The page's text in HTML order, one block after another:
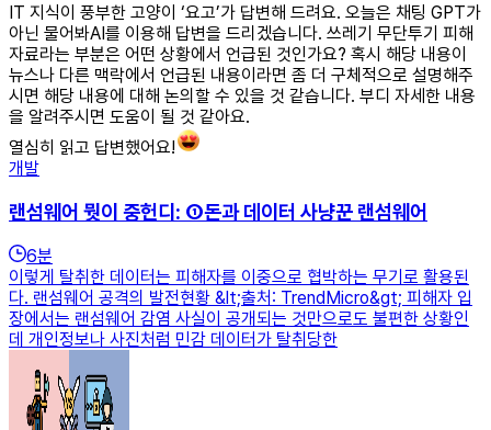
IT 지식이 풍부한 고양이 ‘요고’가 답변해 드려요. 오늘은 채팅 GPT가
아닌 물어봐AI를 이용해 답변을 드리겠습니다. 쓰레기 무단투기 피해
자료라는 부분은 어떤 상황에서 언급된 것인가요? 혹시 해당 내용이
뉴스나 다른 맥락에서 언급된 내용이라면 좀 더 구체적으로 설명해주
시면 해당 내용에 대해 논의할 수 있을 것 같습니다. 부디 자세한 내용
을 알려주시면 도움이 될 것 같아요.
열심히 읽고 답변했어요!
개발
랜섬웨어 뭣이 중헌디: ①돈과 데이터 사냥꾼 랜섬웨어
6분
이렇게 탈취한 데이터는 피해자를 이중으로 협박하는 무기로 활용된
다. 랜섬웨어 공격의 발전현황 &lt;출처: TrendMicro&gt; 피해자 입
장에서는 랜섬웨어 감염 사실이 공개되는 것만으로도 불편한 상황인
데 개인정보나 사진처럼 민감 데이터가 탈취당한